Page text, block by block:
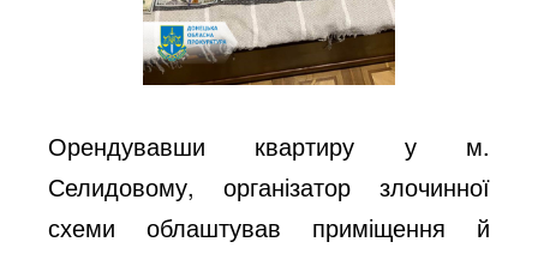
Орендувавши квартиру у м.
Селидовому, організатор злочинної
схеми облаштував приміщення й